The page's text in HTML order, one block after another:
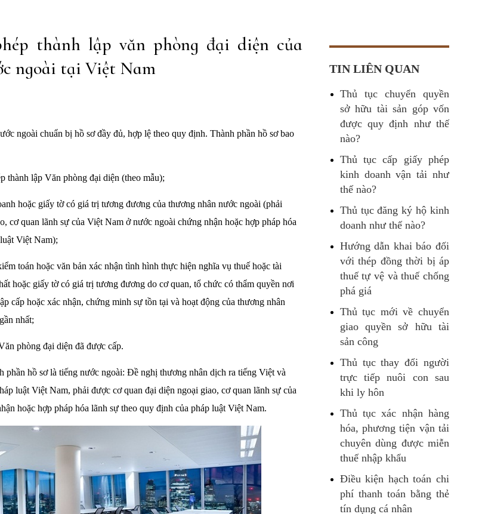
thành lập văn phòng đại diện của
ngoài tại Việt Nam
ngoài chuẩn bị hồ sơ đầy đủ, hợp lệ theo quy định. Thành phần hồ sơ bao
thành lập Văn phòng đại diện (theo mẫu);
hoặc giấy tờ có giá trị tương đương của thương nhân nước ngoài (phải
cơ quan lãnh sự của Việt Nam ở nước ngoài chứng nhận hoặc hợp pháp hóa
Việt Nam);
toán hoặc văn bản xác nhận tình hình thực hiện nghĩa vụ thuế hoặc tài
hoặc giấy tờ có giá trị tương đương do cơ quan, tổ chức có thẩm quyền nơi
cấp hoặc xác nhận, chứng minh sự tồn tại và hoạt động của thương nhân
nhất;
phòng đại diện đã được cấp.
hồ sơ là tiếng nước ngoài: Đề nghị thương nhân dịch ra tiếng Việt và
luật Việt Nam, phải được cơ quan đại diện ngoại giao, cơ quan lãnh sự của
hoặc hợp pháp hóa lãnh sự theo quy định của pháp luật Việt Nam.
TIN LIÊN QUAN
Thủ tục chuyển quyền
sở hữu tài sản góp vốn
được quy định như thế
nào?
Thủ tục cấp giấy phép
kinh doanh vận tải như
thế nào?
Thủ tục đăng ký hộ kinh
doanh như thế nào?
Hướng dẫn khai báo đối
với thép đồng thời bị áp
thuế tự vệ và thuế chống
phá giá
Thủ tục mới về chuyển
giao quyền sở hữu tài
sản công
Thủ tục thay đổi người
trực tiếp nuôi con sau
khi ly hôn
Thủ tục xác nhận hàng
hóa, phương tiện vận tải
chuyên dùng được miễn
thuế nhập khẩu
Điều kiện hạch toán chi
phí thanh toán bằng thẻ
tín dụng cá nhân